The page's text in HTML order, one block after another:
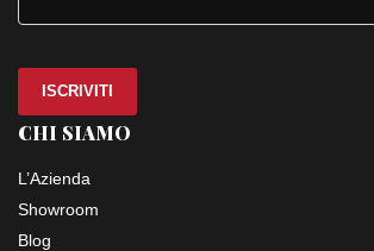
ISCRIVITI
CHI SIAMO
L’Azienda
Showroom
Blog